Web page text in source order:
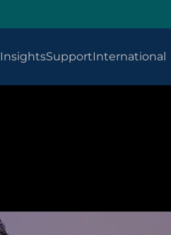
InsightsSupportInternational